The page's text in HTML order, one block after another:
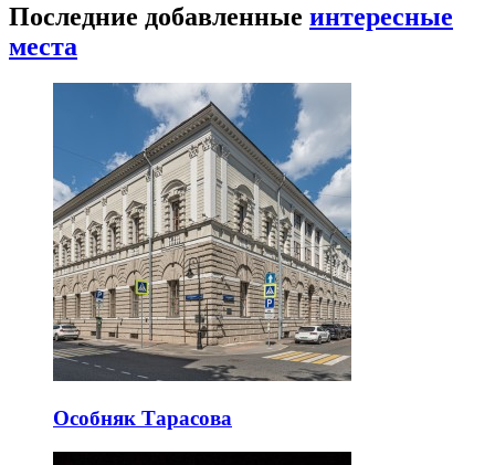
Последние добавленные интересные
места
Особняк Тарасова